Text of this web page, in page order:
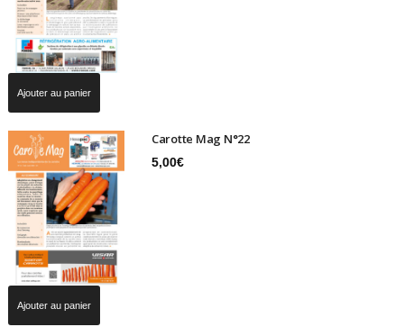
Ajouter au panier
Carotte Mag N°22
5,00€
Ajouter au panier